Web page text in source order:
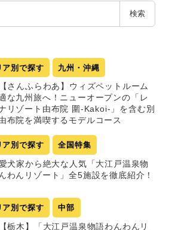
検索
ア別で探す 九州・沖縄
【さんふらわあ】ウィズペットルーム
な九州旅へ！ニューオープンの「レ
リゾート由布院 圍-Kakoi-」を含む別
布院を満喫するモデルコース
ア別で探す 全国特集
犬家から絶大な人気「大江戸温泉物
わんリゾート」全5施設を徹底紹介！
ア別で探す 中部
【栃木】「大江戸温泉物語わんわんリ